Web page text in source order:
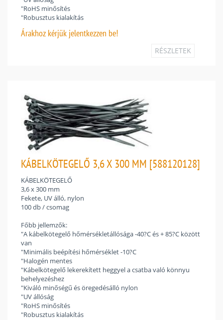
"RoHS minősítés
"Robusztus kialakítás
Árakhoz kérjük jelentkezzen be!
RÉSZLETEK
KÁBELKÖTEGELŐ 3,6 X 300 MM [588120128]
KÁBELKÖTEGELŐ
3,6 x 300 mm
Fekete, UV álló, nylon
100 db / csomag
Főbb jellemzők:
"A kábelkötegelő hőmérsékletállósága -40?C és + 85?C között
van
"Minimális beépítési hőmérséklet -10?C
"Halogén mentes
"Kábelkötegelő lekerekített heggyel a csatba való könnyu
behelyezéshez
"Kiváló minőségű és öregedésálló nylon
"UV állóság
"RoHS minősítés
"Robusztus kialakítás